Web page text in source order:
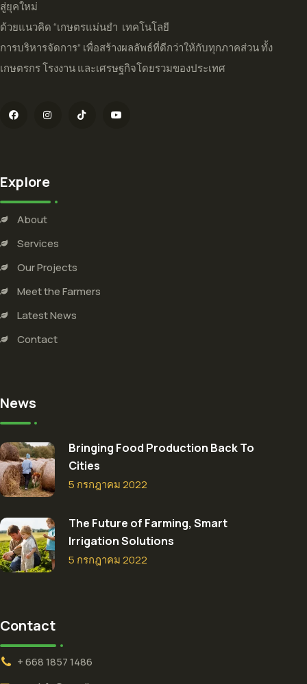
สู่ยุคใหม่
ด้วยแนวคิด “เกษตรแม่นยำ เทคโนโลยี
การบริหารจัดการ” เพื่อสร้างผลลัพธ์ที่ดีกว่าให้กับทุกภาคส่วน ทั้ง
เกษตรกร โรงงาน และเศรษฐกิจโดยรวมของประเทศ
Explore
About
Services
Our Projects
Meet the Farmers
Latest News
Contact
News
Bringing Food Production Back To
Cities
5 กรกฎาคม 2022
The Future of Farming, Smart
Irrigation Solutions
5 กรกฎาคม 2022
Contact
+ 668 1857 1486